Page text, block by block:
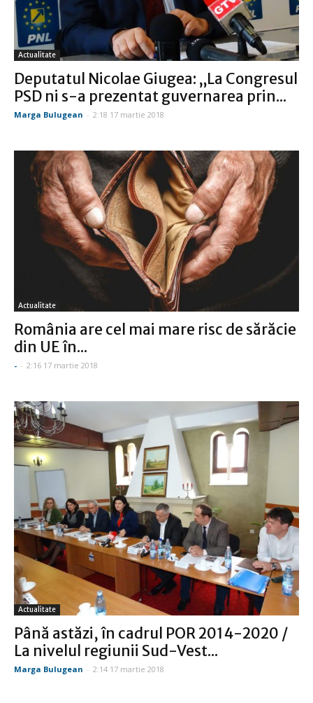
Actualitate
Deputatul Nicolae Giugea: „La Congresul
PSD ni s-a prezentat guvernarea prin...
Marga Bulugean - 2:18 17 martie 2018
Actualitate
România are cel mai mare risc de sărăcie
din UE în...
- - 2:16 17 martie 2018
Actualitate
Până astăzi, în cadrul POR 2014-2020 /
La nivelul regiunii Sud-Vest...
Marga Bulugean - 2:14 17 martie 2018